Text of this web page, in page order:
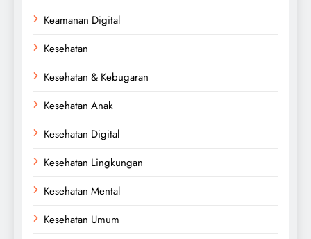
Keamanan Digital
Kesehatan
Kesehatan & Kebugaran
Kesehatan Anak
Kesehatan Digital
Kesehatan Lingkungan
Kesehatan Mental
Kesehatan Umum